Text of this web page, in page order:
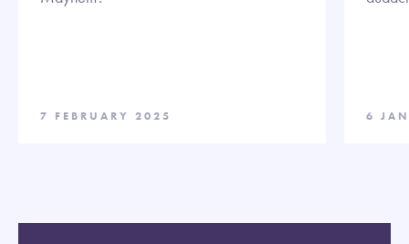
7 FEBRUARY 2025 6